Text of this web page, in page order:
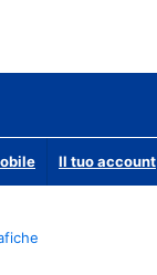
Il tuo account